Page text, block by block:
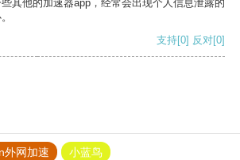
其他的加速器app，经常会出现个人信息泄露的
支持[0] 反对[0]
外网加速
小蓝鸟